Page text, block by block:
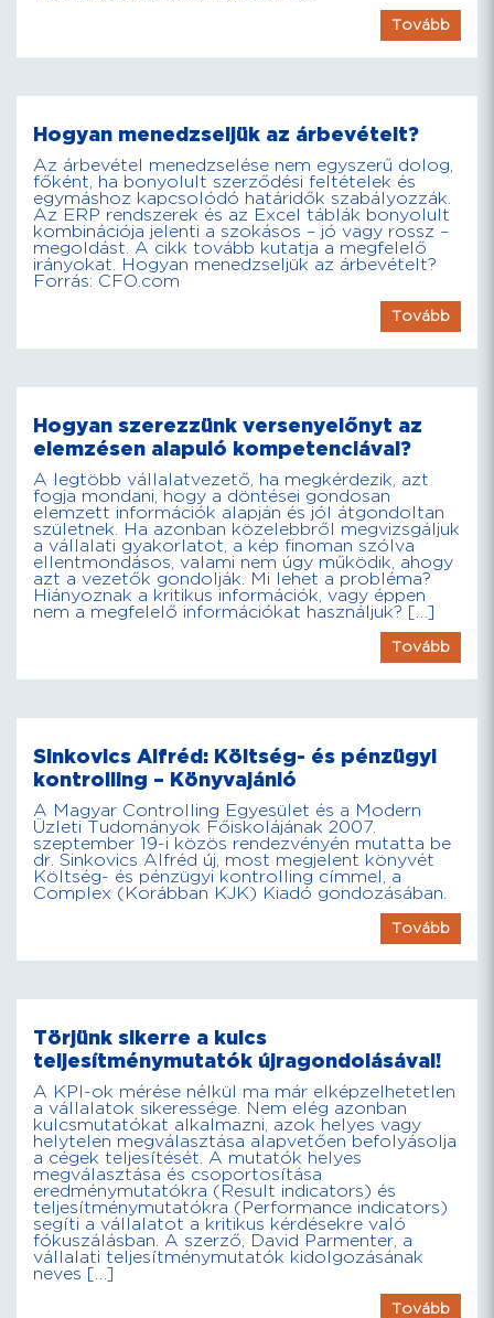
Tovább
Hogyan menedzseljük az árbevételt?
Az árbevétel menedzselése nem egyszerű dolog,
főként, ha bonyolult szerződési feltételek és
egymáshoz kapcsolódó határidők szabályozzák.
Az ERP rendszerek és az Excel táblák bonyolult
kombinációja jelenti a szokásos – jó vagy rossz –
megoldást. A cikk tovább kutatja a megfelelő
irányokat. Hogyan menedzseljük az árbevételt?
Forrás: CFO.com
Tovább
Hogyan szerezzünk versenyelőnyt az
elemzésen alapuló kompetenciával?
A legtöbb vállalatvezető, ha megkérdezik, azt
fogja mondani, hogy a döntései gondosan
elemzett információk alapján és jól átgondoltan
születnek. Ha azonban közelebbről megvizsgáljuk
a vállalati gyakorlatot, a kép finoman szólva
ellentmondásos, valami nem úgy működik, ahogy
azt a vezetők gondolják. Mi lehet a probléma?
Hiányoznak a kritikus információk, vagy éppen
nem a megfelelő információkat használjuk? […]
Tovább
Sinkovics Alfréd: Költség- és pénzügyi
kontrolling – Könyvajánló
A Magyar Controlling Egyesület és a Modern
Üzleti Tudományok Főiskolájának 2007.
szeptember 19-i közös rendezvényén mutatta be
dr. Sinkovics Alfréd új, most megjelent könyvét
Költség- és pénzügyi kontrolling címmel, a
Complex (Korábban KJK) Kiadó gondozásában.
Tovább
Törjünk sikerre a kulcs
teljesítménymutatók újragondolásával!
A KPI-ok mérése nélkül ma már elképzelhetetlen
a vállalatok sikeressége. Nem elég azonban
kulcsmutatókat alkalmazni, azok helyes vagy
helytelen megválasztása alapvetően befolyásolja
a cégek teljesítését. A mutatók helyes
megválasztása és csoportosítása
eredménymutatókra (Result indicators) és
teljesítménymutatókra (Performance indicators)
segíti a vállalatot a kritikus kérdésekre való
fókuszálásban. A szerző, David Parmenter, a
vállalati teljesítménymutatók kidolgozásának
neves […]
Tovább